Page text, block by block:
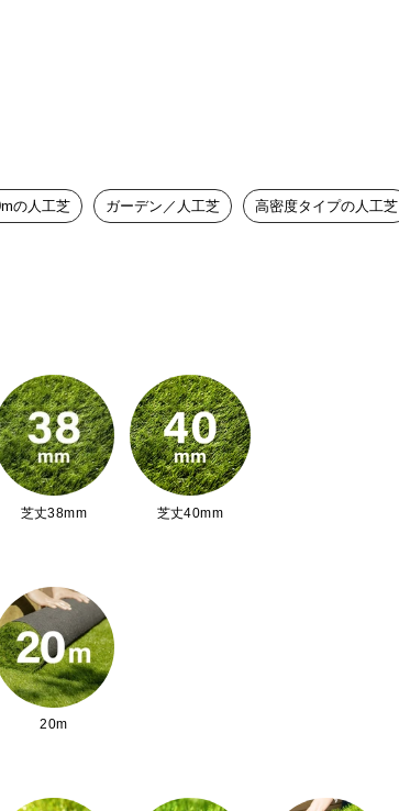
の人工芝 ガーデン／人工芝 高密度タイプの人工芝
芝丈38mm 芝丈40mm
20m